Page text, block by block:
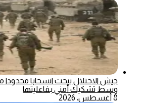
جيش الاحتلال يبحث انسحابا محدودا
وسط تشكيك أمني بفاعليتها
8 أغسطس، 2026